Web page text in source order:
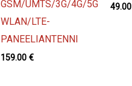
GSM/UMTS/3G/4G/5G
WLAN/LTE-
PANEELIANTENNI
159.00 €
49.00